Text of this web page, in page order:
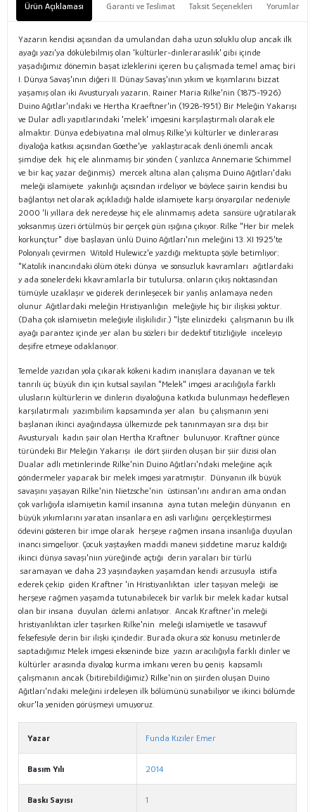
Ürün Açıklaması Garanti ve Teslimat Taksit Seçenekleri Yorumlar
Yazarın kendisi açısından da umulandan daha uzun soluklu olup ancak ilk
ayağı yazı'ya dökülebilmiş olan 'kültürler-dinlerarasılık' gibi içinde
yaşadığımız dönemin başat izleklerini içeren bu çalışmada temel amaç biri
I. Dünya Savaş'ının diğeri II. Dünay Savaş'ının yıkım ve kıyımlarını bizzat
yaşamış olan iki Avusturyalı yazarın, Rainer Maria Rilke'nin (1875-1926)
Duino Ağıtlar'ındaki ve Hertha Kraeftner'in (1928-1951) Bir Meleğin Yakarışı
ve Dular adlı yapıtlarındaki 'melek' imgesini karşılaştırmalı olarak ele
almaktır. Dünya edebiyatına mal olmuş Rilke'yi kültürler ve dinlerarası
diyaloğa katkısı açısından Goethe'ye yaklaştıracak denli önemli ancak
şimdiye dek hiç ele alınmamış bir yönden ( yanlızca Annemarie Schimmel
ve bir kaç yazar değinmiş) mercek altına alan çalışma Duino Ağıtları'daki
meleği islamiyete yakınlığı açısından irdeliyor ve böylece şairin kendisi bu
bağlantıyı net olarak açıkladığı halde islamiyete karşı önyargılar nedeniyle
2000 'li yıllara dek neredeyse hiç ele alınmamış adeta sansüre uğratılarak
yoksanmış üzeri örtülmüş bir gerçek gün ışığına çıkıyor. Rilke "Her bir melek
korkunçtur" diye başlayan ünlü Duino Ağıtları'nın meleğini 13. XI 1925'te
Polonyalı çevirmen Witold Hulewicz'e yazdığı mektupta şöyle betimliyor;
"Katolik inancındaki ölüm öteki dünya ve sonsuzluk kavramları ağıtlardaki
y ada sonelerdeki kkavramlarla bir tutulursa, onların çıkış noktasından
tümüyle uzaklaşır ve giderek derinleşecek bir yanlış anlamaya neden
olunur .Ağıtlardaki meleğin Hristiyanlığın meleğiyle hiç bir ilişkisi yoktur.
(Daha çok islamiyetin meleğiyle ilişkilidir.) "İşte elinizdeki çalışmanın bu ilk
ayağı parantez içinde yer alan bu sözleri bir dedektif titizliğiyle inceleyip
deşifre etmeye odaklanıyor.
Temelde yazıdan yola çıkarak kökeni kadim inanışlara dayanan ve tek
tanrılı üç büyük din için kutsal sayılan "Melek" imgesi aracılığıyla farklı
ulusların kültürlerin ve dinlerin diyaloğuna katkıda bulunmayı hedefleyen
karşılatırmalı yazımbilim kapsamında yer alan bu çalışmanın yeni
başlanan ikinci ayağındaysa ülkemizde pek tanınmayan sıra dışı bir
Avusturyalı kadın şair olan Hertha Kraftner bulunuyor. Kraftner günce
türündeki Bir Meleğin Yakarışı ile dört şiirden oluşan bir şiir dizisi olan
Dualar adlı metinlerinde Rilke'nin Duino Ağıtları'ndaki meleğine açık
göndermeler yaparak bir melek imgesi yaratmıştır. Dünyanın ilk büyük
savaşını yaşayan Rilke'nin Nietzsche'nin üstinsan'ını andıran ama ondan
çok varlığıyla islamiyetin kamil insanına ayna tutan meleğin dünyanın en
büyük yıkımlarını yaratan insanlara en asli varlığını gerçekleştirmesi
ödevini gösteren bir imge olarak herşeye rağmen insana insanlığa duyulan
inancı simgeliyor. Çocuk yaştayken maddi manevi şiddetine maruz kaldığı
ikinci dünya savaşı'niın yüreğinde açtığı derin yaraları bir türlü
saramayan ve daha 23 yaşındayken yaşamdan kendi arzusuyla istifa
ederek çekip giden Kraftner 'in Hristiyanlıktan izler taşıyan meleği ise
herşeye rağmen yaşamda tutunabilecek bir varlık bir melek kadar kutsal
olan bir insana duyulan özlemi anlatıyor. Ancak Kraftner'in meleği
hristiyanlıktan izler taşırken Rilke'nin meleği islamiyetle ve tasavvuf
felsefesiyle derin bir ilişki içindedir. Burada okura söz konusu metinlerde
saptadığımız Melek imgesi ekseninde bize yazın aracılığıyla farklı dinler ve
kültürler arasında diyalog kurma imkanı veren bu geniş kapsamlı
çalışmanın ancak (bitirebildiğimiz) Rilke'nin on şiirden oluşan Duino
Ağıtları'ndaki meleğini irdeleyen ilk bölümünü sunabiliyor ve ikinci bölümde
okur'la yeniden görüşmeyi umuyoruz.
Yazar Funda Kızıler Emer
Basım Yılı 2014
Baskı Sayısı 1